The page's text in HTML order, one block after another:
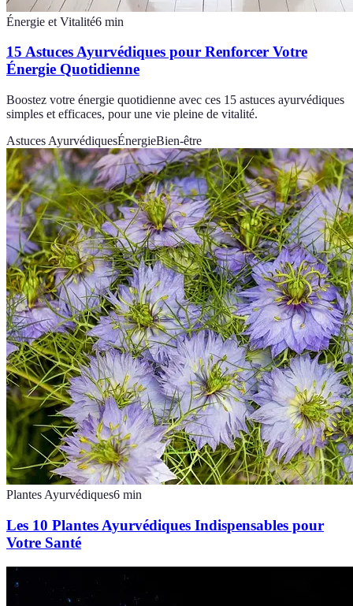
Énergie et Vitalité6 min
15 Astuces Ayurvédiques pour Renforcer Votre
Énergie Quotidienne
Boostez votre énergie quotidienne avec ces 15 astuces ayurvédiques
simples et efficaces, pour une vie pleine de vitalité.
Astuces AyurvédiquesÉnergieBien-être
Plantes Ayurvédiques6 min
Les 10 Plantes Ayurvédiques Indispensables pour
Votre Santé